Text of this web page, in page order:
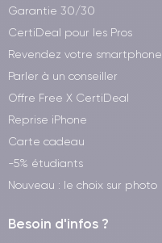
Garantie 30/30
CertiDeal pour les Pros
Revendez votre smartphone
Parler à un conseiller
Offre Free X CertiDeal
Reprise iPhone
Carte cadeau
-5% étudiants
Nouveau : le choix sur photo
Besoin d'infos ?